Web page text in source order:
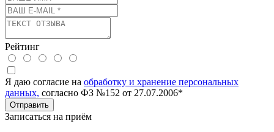
Рейтинг
Я даю согласие на обработку и хранение персональных
данных, согласно ФЗ №152 от 27.07.2006*
Отправить
Записаться на приём